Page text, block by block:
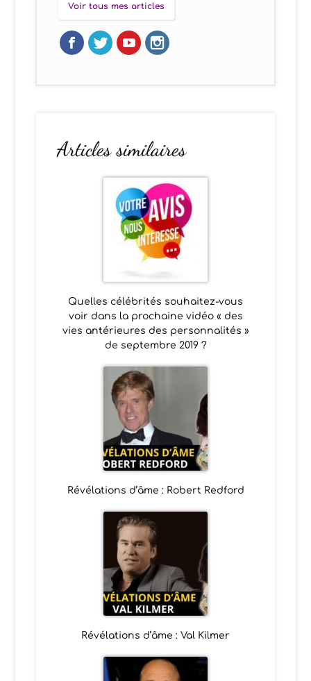
Voir tous mes articles
Articles similaires
Quelles célébrités souhaitez-vous
voir dans la prochaine vidéo « des
vies antérieures des personnalités »
de septembre 2019 ?
Révélations d’âme : Robert Redford
Révélations d’âme : Val Kilmer